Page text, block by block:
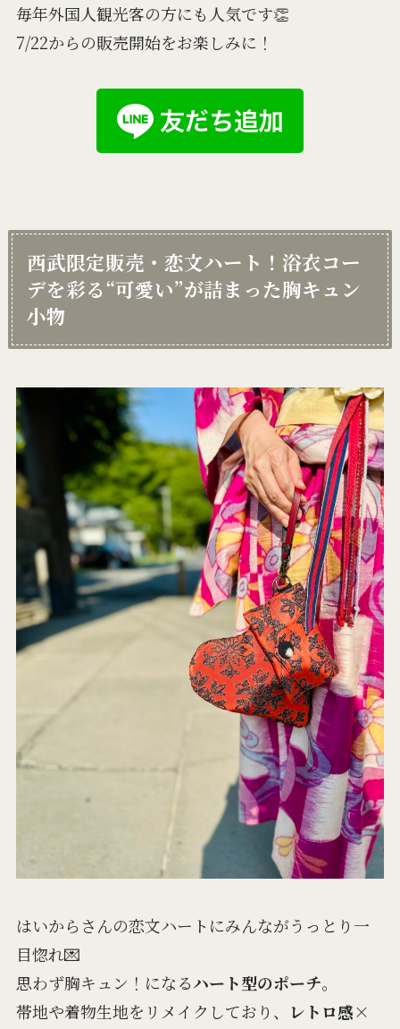
毎年外国人観光客の方にも人気です👏
7/22からの販売開始をお楽しみに！
西武限定販売・恋文ハート！浴衣コー
デを彩る“可愛い”が詰まった胸キュン
小物
はいからさんの恋文ハートにみんながうっとり一
目惚れ💌
思わず胸キュン！になるハート型のポーチ。
帯地や着物生地をリメイクしており、
レトロ感×